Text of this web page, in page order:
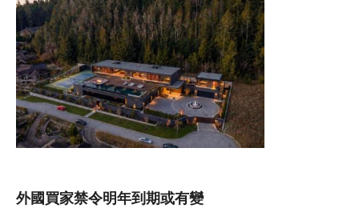
外國買家禁令明年到期或有變